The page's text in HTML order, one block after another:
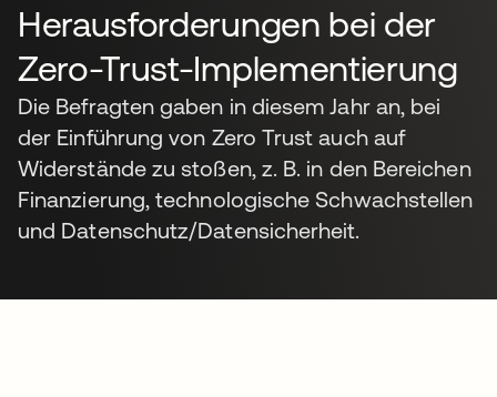
Herausforderungen bei der
Zero-Trust-Implementierung
Die Befragten gaben in diesem Jahr an, bei
der Einführung von Zero Trust auch auf
Widerstände zu stoßen, z. B. in den Bereichen
Finanzierung, technologische Schwachstellen
und Datenschutz/Datensicherheit.